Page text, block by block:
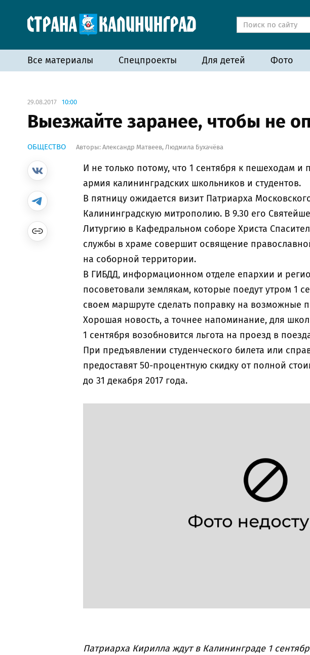
Все материалы Спецпроекты Для детей Фото
29.08.2017 10:00
Выезжайте заранее, чтобы не
ОБЩЕСТВО Авторы: Александр Матвеев, Людмила Бухачёва
И не только потому, что 1 сентября к пешеходам и
армия калининградских школьников и студентов.
В пятницу ожидается визит Патриарха
Калининградскую митрополию. В 9.30 его
Литургию в Кафедральном соборе Христа
службы в храме совершит освящение
на соборной территории.
В ГИБДД, информационном отделе епархии и
посоветовали землякам, которые поедут утром 1
своем маршруте сделать поправку на возможные
Хорошая новость, а точнее напоминание, для
1 сентября возобновится льгота на проезд в
При предъявлении студенческого билета или
предоставят 50-процентную скидку от полной
до 31 декабря 2017 года.
Патриарха Кирилла ждут в Калининграде 1